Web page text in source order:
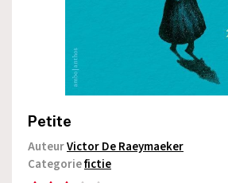
Petite
AuteurVictor De Raeymaeker
Categoriefictie